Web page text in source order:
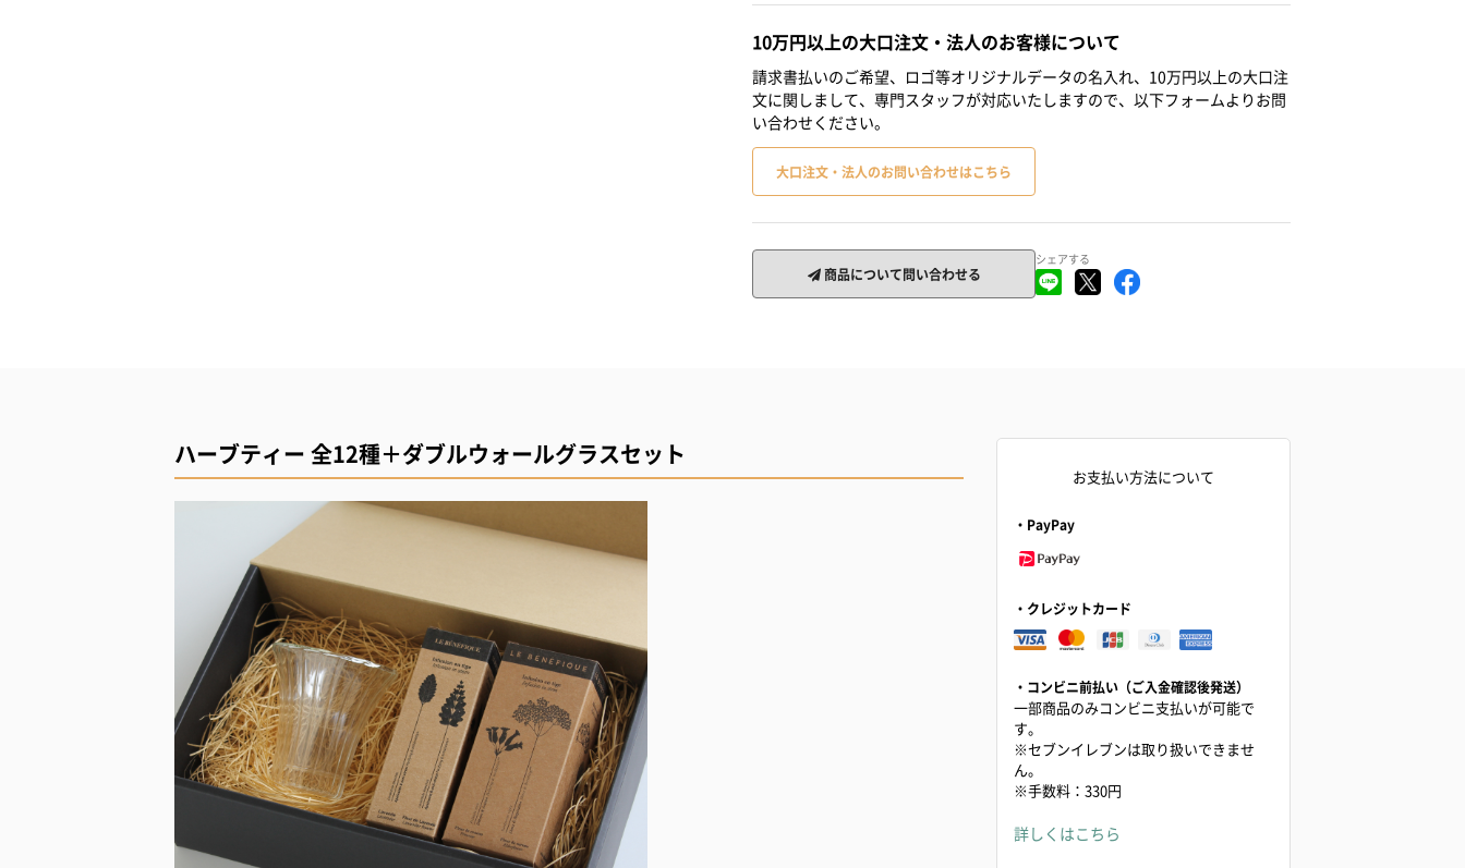
10万円以上の大口注文・法人のお客様について
請求書払いのご希望、ロゴ等オリジナルデータの名入れ、10万円以上の大口注
文に関しまして、専門スタッフが対応いたしますので、以下フォームよりお問
い合わせください。
大口注文・法人のお問い合わせはこちら
商品について問い合わせる
シェアする
ハーブティー 全12種＋ダブルウォールグラスセット
お支払い方法について
・PayPay
・クレジットカード
・コンビニ前払い（ご入金確認後発送）
一部商品のみコンビニ支払いが可能で
す。
※セブンイレブンは取り扱いできませ
ん。
※手数料：330円
詳しくはこちら